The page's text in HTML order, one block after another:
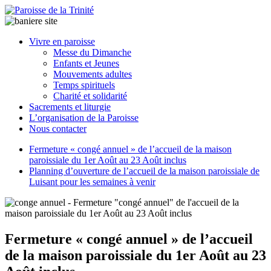
Vivre en paroisse
Messe du Dimanche
Enfants et Jeunes
Mouvements adultes
Temps spirituels
Charité et solidarité
Sacrements et liturgie
L’organisation de la Paroisse
Nous contacter
Fermeture « congé annuel » de l’accueil de la maison
paroissiale du 1er Août au 23 Août inclus
Planning d’ouverture de l’accueil de la maison paroissiale de
Luisant pour les semaines à venir
Fermeture « congé annuel » de l’accueil
de la maison paroissiale du 1er Août au 23